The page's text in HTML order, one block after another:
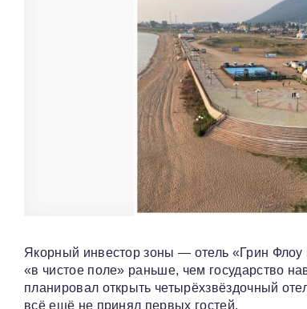
Якорный инвестор зоны — отель «Грин Флоу
«в чистое поле» раньше, чем государство
планировал открыть четырёхзвёздочный
всё ещё не принял первых гостей.